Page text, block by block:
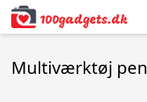
Multiværktøj pen